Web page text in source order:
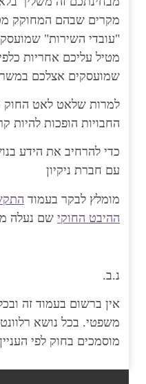
מקרים שבהם המחוקק
"עובדי השירות"
מטיל עליכם אחריות
שמועסקים אצלכם
למרות שלאט לאט
החבויות הופכות להיות
כדי להרחיב את הידע
עם חברת ניקיון
מומלץ לבקר בעמוד
ההיבט החוקי שם נעלה
נ.ב.
אין ברשום בעמוד זה
משפטי. בכל נושא
מוסמכים בחוק לפי